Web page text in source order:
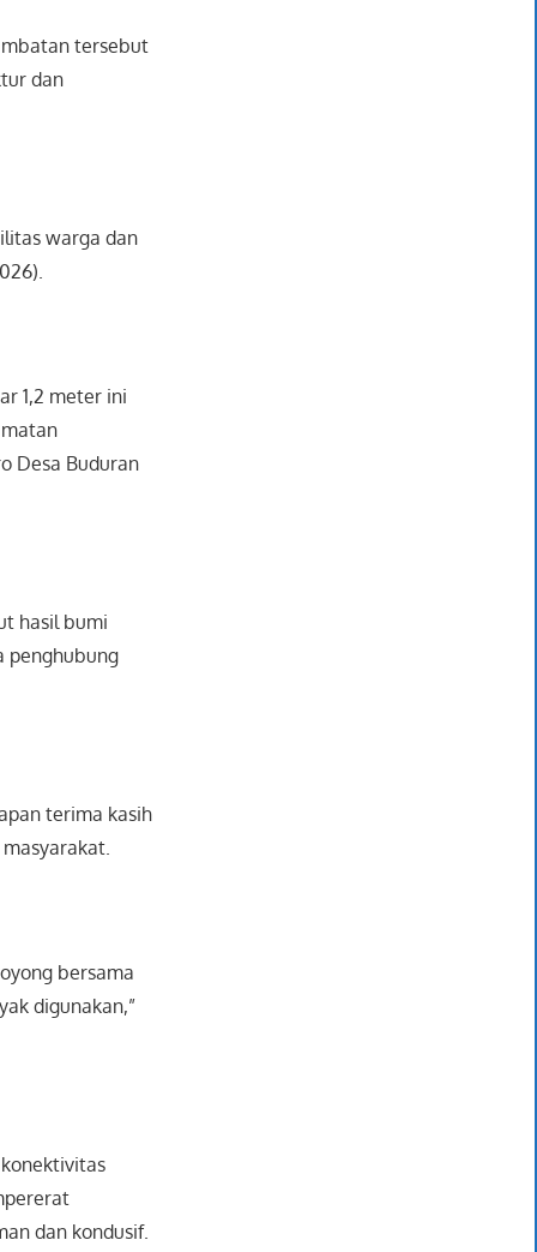
tersebut
dan
warga dan
1,2 meter ini
Desa Buduran
hasil bumi
penghubung
terima kasih
bersama
digunakan,”
dan kondusif.